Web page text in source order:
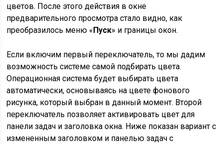
цветов. После этого действия в окне
предварительного просмотра стало видно, как
преобразилось меню «Пуск» и границы окон.
Если включим первый переключатель, то мы дадим
возможность системе самой подбирать цвета.
Операционная система будет выбирать цвета
автоматически, основываясь на цвете фонового
рисунка, который выбран в данный момент. Второй
переключатель позволяет активировать цвет для
панели задач и заголовка окна. Ниже показан вариант с
измененным заголовком и панелью задач с